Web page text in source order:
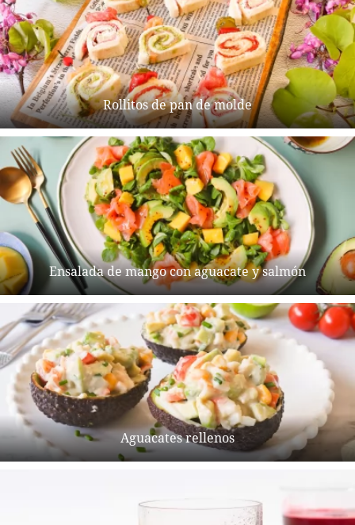
Rollitos de pan de molde
Ensalada de mango con aguacate y salmón
Aguacates rellenos